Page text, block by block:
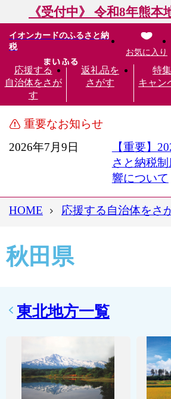
《受付中》 令和8年熊本
イオンカードのふるさと納
税
応援する
自治体をさが
す
返礼品を
さがす
特集
キャン
お気に入り
重要なお知らせ
2026年7月9日
【重要】
さと納税
響について
HOME 応援する自治体をさ
秋田県
東北地方一覧